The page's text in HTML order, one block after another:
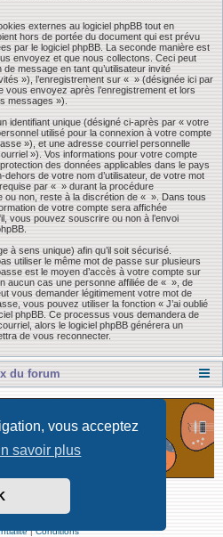
vous acceptez
savoir plus
externes au logiciel phpBB tout en
hors de portée du document qui est prévu
par le logiciel phpBB. La seconde manière est
envoyez et que nous collectons. Ceci peut
message en tant qu’utilisateur invité
»), l’enregistrement sur « » (désignée ici par
envoyez après l’enregistrement et lors
messages »).
identifiant unique (désigné ci-après par « votre
utilisé pour la connexion à votre compte
»), et une adresse courriel personnelle
»). Vos informations pour votre compte
des données applicables dans le pays
de votre nom d’utilisateur, de votre mot
par « » durant la procédure
ou non, reste à la discrétion de « ». Dans tous
de votre compte sera affichée
vous pouvez souscrire ou non à l’envoi
à sens unique) afin qu’il soit sécurisé.
utiliser le même mot de passe sur plusieurs
est le moyen d’accès à votre compte sur
aucun cas une personne affiliée de « », de
vous demander légitimement votre mot de
vous pouvez utiliser la fonction « J’ai oublié
phpBB. Ce processus vous demandera de
alors le logiciel phpBB générera un
de vous reconnecter.
du forum
Software © phpBB Limited
par phpBB-fr
|Conditions